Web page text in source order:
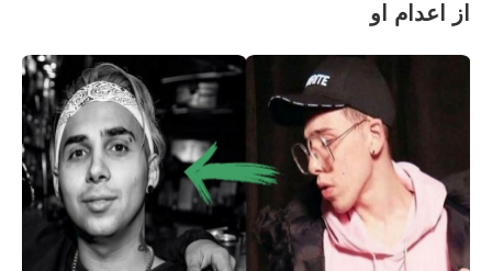
از اعدام او